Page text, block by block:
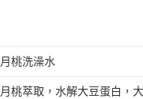
月桃洗澡水
月桃萃取，水解大豆蛋白，